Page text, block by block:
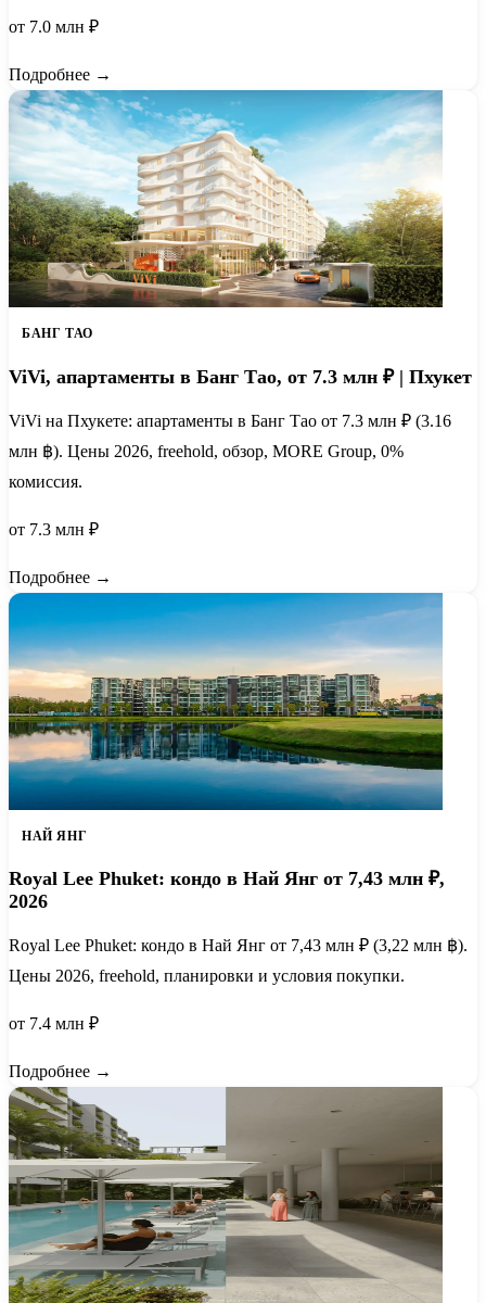
от 7.0 млн ₽
Подробнее →
БАНГ ТАО
ViVi, апартаменты в Банг Тао, от 7.3 млн ₽ | Пхукет
ViVi на Пхукете: апартаменты в Банг Тао от 7.3 млн ₽ (3.16
млн ฿). Цены 2026, freehold, обзор, MORE Group, 0%
комиссия.
от 7.3 млн ₽
Подробнее →
НАЙ ЯНГ
Royal Lee Phuket: кондо в Най Янг от 7,43 млн ₽,
2026
Royal Lee Phuket: кондо в Най Янг от 7,43 млн ₽ (3,22 млн ฿).
Цены 2026, freehold, планировки и условия покупки.
от 7.4 млн ₽
Подробнее →